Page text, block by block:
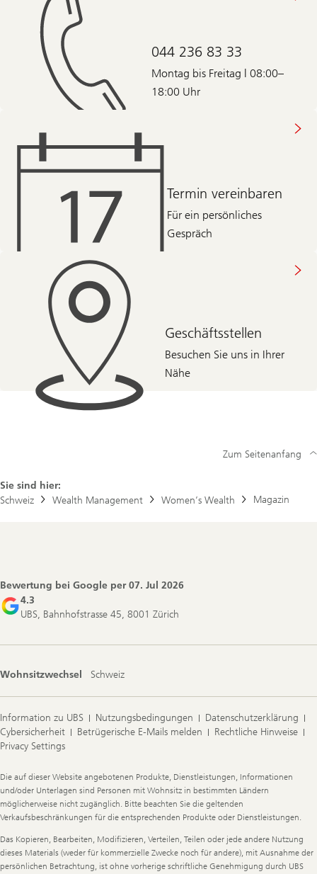
044 236 83 33
Montag bis Freitag | 08:00–
18:00 Uhr
Termin vereinbaren
Für ein persönliches
Gespräch
Geschäftsstellen
Besuchen Sie uns in Ihrer
Nähe
Sie sind hier:
Schweiz
Wealth Management Women’s Wealth Magazin
Zum Seitenanfang
Bewertung bei Google per07. Jul 2026
4.3
UBS, Bahnhofstrasse 45, 8001 Zürich
Wohnsitzwechsel Schweiz
Information zu UBS Nutzungsbedingungen
Datenschutzerklärung
Cybersicherheit
Betrügerische E-Mails melden
Rechtliche Hinweise
Privacy Settings
Legal
Information
Die auf dieser Website angebotenen Produkte, Dienstleistungen, Informationen
und/oder Unterlagen sind Personen mit Wohnsitz in bestimmten Ländern
möglicherweise nicht zugänglich. Bitte beachten Sie die geltenden
Verkaufsbeschränkungen für die entsprechenden Produkte oder Dienstleistungen.
Das Kopieren, Bearbeiten, Modifizieren, Verteilen, Teilen oder jede andere Nutzung
dieses Materials (weder für kommerzielle Zwecke noch für andere), mit Ausnahme der
persönlichen Betrachtung, ist ohne vorherige schriftliche Genehmigung durch UBS